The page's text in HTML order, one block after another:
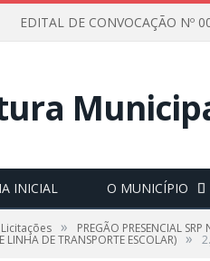
EDITAL DE CONVOCAÇÃO Nº
INICIAL O MUNICÍPIO
Licitações » PREGÃO PRESENCIAL
LINHA DE TRANSPORTE ESCOLAR) »